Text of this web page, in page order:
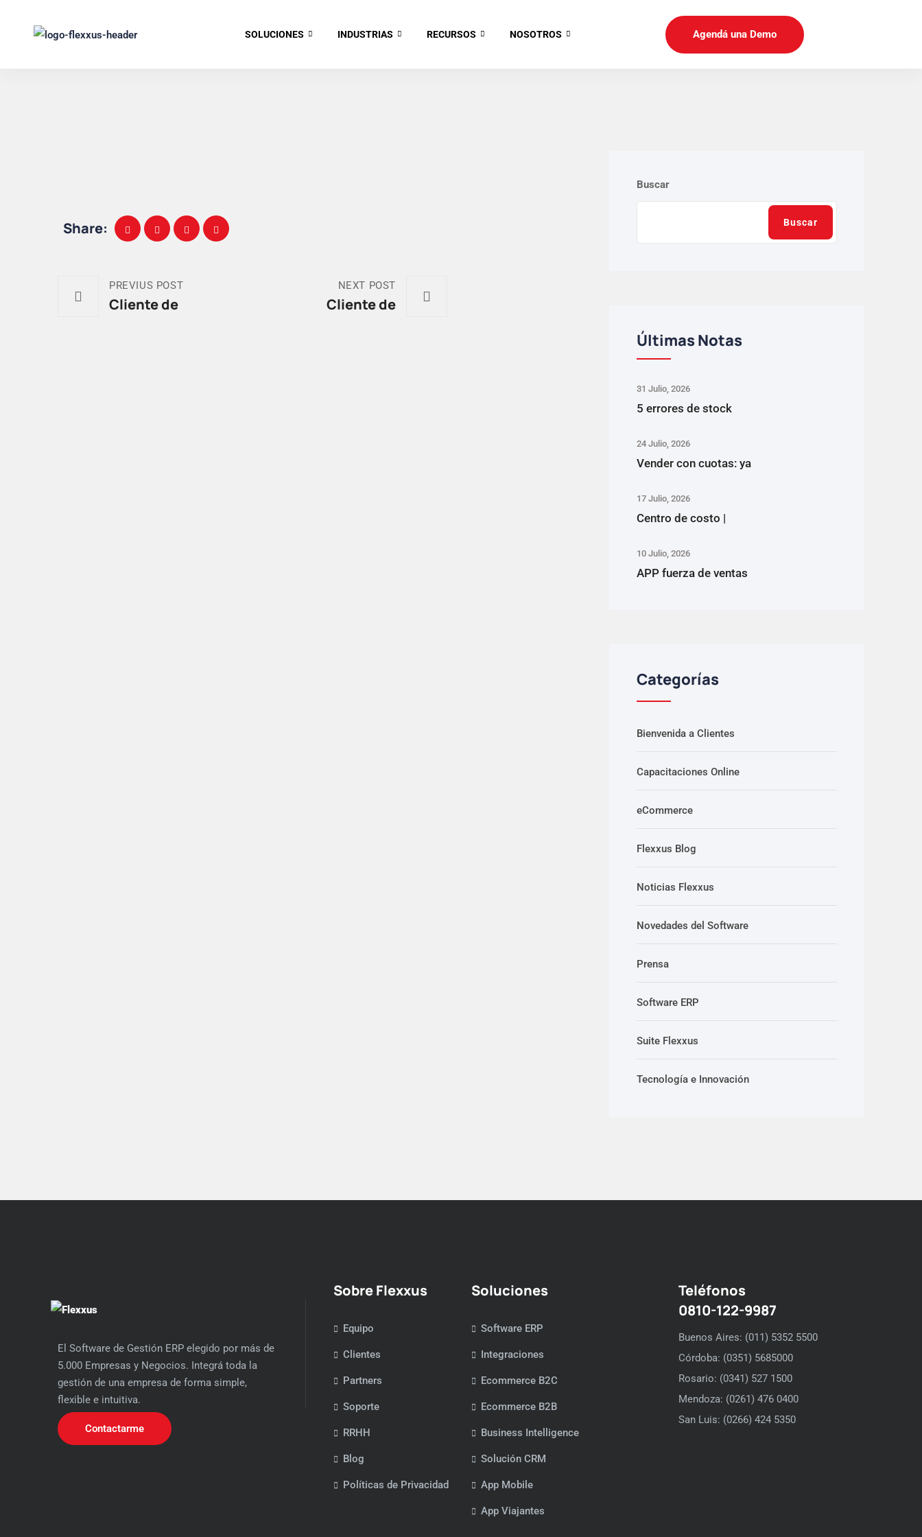
SOLUCIONES INDUSTRIAS RECURSOS NOSOTROS Agendá una Demo
Share:
PREVIUS POST
Cliente de
NEXT POST
Cliente de
Buscar
Buscar
Últimas Notas
31 Julio, 2026
5 errores de stock
24 Julio, 2026
Vender con cuotas: ya
17 Julio, 2026
Centro de costo |
10 Julio, 2026
APP fuerza de ventas
Categorías
Bienvenida a Clientes
Capacitaciones Online
eCommerce
Flexxus Blog
Noticias Flexxus
Novedades del Software
Prensa
Software ERP
Suite Flexxus
Tecnología e Innovación
El Software de Gestión ERP elegido por más de
5.000 Empresas y Negocios. Integrá toda la
gestión de una empresa de forma simple,
flexible e intuitiva.
Contactarme
Sobre Flexxus
Equipo
Clientes
Partners
Soporte
RRHH
Blog
Políticas de Privacidad
Soluciones
Software ERP
Integraciones
Ecommerce B2C
Ecommerce B2B
Business Intelligence
Solución CRM
App Mobile
App Viajantes
Teléfonos
0810-122-9987
Buenos Aires: (011) 5352 5500
Córdoba: (0351) 5685000
Rosario: (0341) 527 1500
Mendoza: (0261) 476 0400
San Luis: (0266) 424 5350